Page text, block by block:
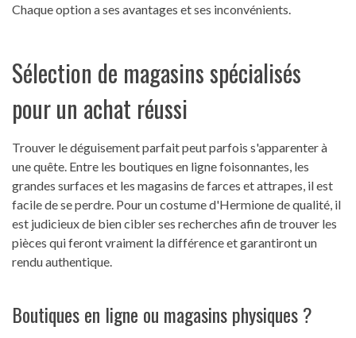
Chaque option a ses avantages et ses inconvénients.
Sélection de magasins spécialisés
pour un achat réussi
Trouver le déguisement parfait peut parfois s'apparenter à
une quête. Entre les boutiques en ligne foisonnantes, les
grandes surfaces et les magasins de farces et attrapes, il est
facile de se perdre. Pour un costume d'Hermione de qualité, il
est judicieux de bien cibler ses recherches afin de trouver les
pièces qui feront vraiment la différence et garantiront un
rendu authentique.
Boutiques en ligne ou magasins physiques ?